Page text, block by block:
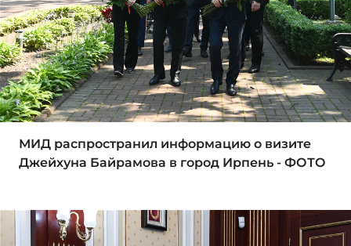
МИД распространил информацию о визите
Джейхуна Байрамова в город Ирпень - ФОТО